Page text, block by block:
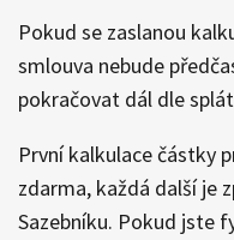
Pokud se zaslanou
smlouva nebude
pokračovat dál dle
První kalkulace částky
zdarma, každá další je
Sazebníku. Pokud jste